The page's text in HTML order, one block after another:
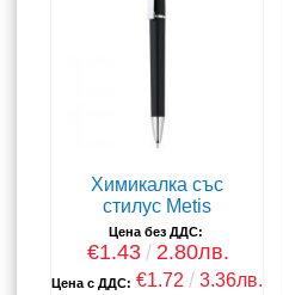
Химикалка със
стилус Metis
Цена без ДДС:
€1.43 2.80лв.
Цена с ДДС: €1.72 3.36лв.